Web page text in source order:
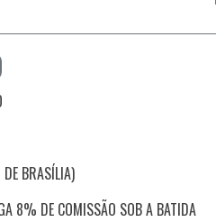
BRASÍLIA)
8% DE COMISSÃO SOB A BATIDA